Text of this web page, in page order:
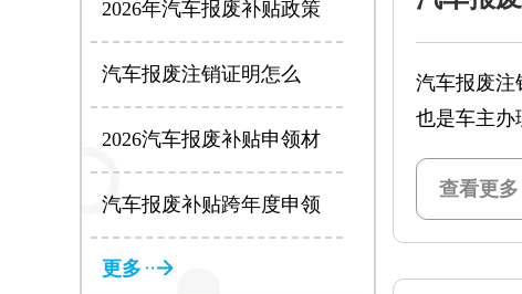
2026年汽车报废补贴政策
全解析：补贴标准、申请
条件及流程一文看懂
汽车报废注销证明怎么
开？全国最新办理指南
2026汽车报废补贴申领材
料清单：个人车主必看，
少带一样都白跑
汽车报废补贴跨年度申领
步骤2025：衔接期政策这
样用
更多
汽车报废注
也是车主办
查看更多